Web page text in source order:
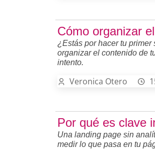
Cómo organizar
¿Estás por hacer tu
organizar el contenido de
intento.
Veronica Otero
Por qué es clave
Una landing page sin
medir lo que pasa en tu